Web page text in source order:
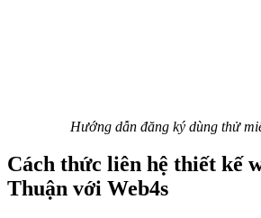
Hướng dẫn đăng ký dùng thử
Cách thức liên hệ thiết kế
Thuận với Web4s